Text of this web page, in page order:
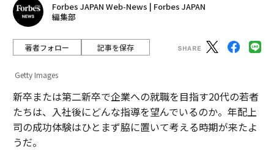
Forbes JAPAN Web-News | Forbes JAPAN
編集部
著者フォロー 記事を保存
Getty Images
新卒または第二新卒で企業への就職を目指す20代の若者
たちは、入社後にどんな指導を望んでいるのか。年配上
司の成功体験はひとまず脇に置いて考える時期が来たよ
うだ。